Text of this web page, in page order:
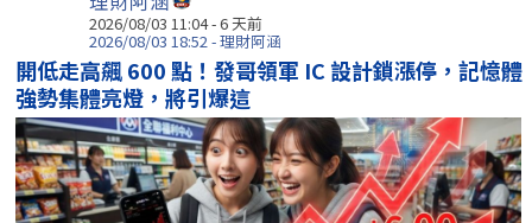
2026/08/03 11:04 - 6 天前
2026/08/03 18:52 - 理財阿涵
開低走高飆 600 點！發哥領軍 IC 設計鎖漲停，記憶體
強勢集體亮燈，將引爆這